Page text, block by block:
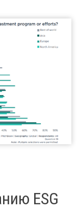
ESG